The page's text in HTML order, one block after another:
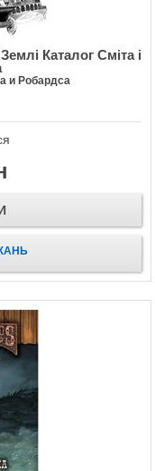
Каталог Сміта і
и Робардса